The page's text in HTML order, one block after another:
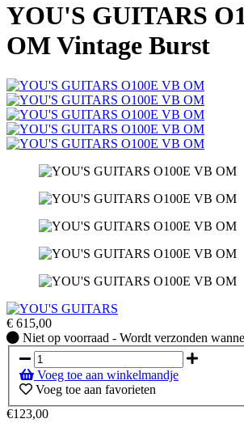
YOU'S GUITARS
OM Vintage Burst
€ 615,00
Niet
op
voorraad
-
Wordt
verzonden
Niet op voorraad - Wordt verzonden
Voeg toe aan winkelmandje
Voeg toe aan favorieten
€123,00